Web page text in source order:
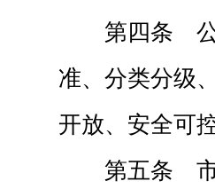
第四条 公
准、分类分级
开放、安全可
第五条 市